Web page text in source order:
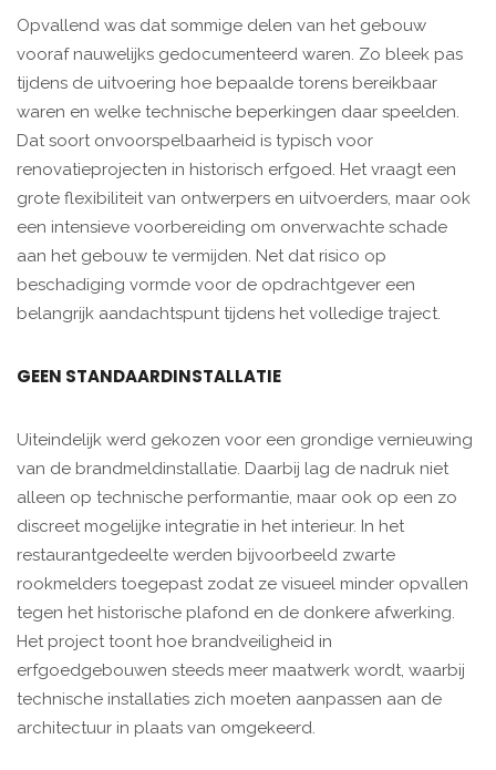
Opvallend was dat sommige delen van het gebouw
vooraf nauwelijks gedocumenteerd waren. Zo bleek pas
tijdens de uitvoering hoe bepaalde torens bereikbaar
waren en welke technische beperkingen daar speelden.
Dat soort onvoorspelbaarheid is typisch voor
renovatieprojecten in historisch erfgoed. Het vraagt een
grote flexibiliteit van ontwerpers en uitvoerders, maar ook
een intensieve voorbereiding om onverwachte schade
aan het gebouw te vermijden. Net dat risico op
beschadiging vormde voor de opdrachtgever een
belangrijk aandachtspunt tijdens het volledige traject.
GEEN STANDAARDINSTALLATIE
Uiteindelijk werd gekozen voor een grondige vernieuwing
van de brandmeldinstallatie. Daarbij lag de nadruk niet
alleen op technische performantie, maar ook op een zo
discreet mogelijke integratie in het interieur. In het
restaurantgedeelte werden bijvoorbeeld zwarte
rookmelders toegepast zodat ze visueel minder opvallen
tegen het historische plafond en de donkere afwerking.
Het project toont hoe brandveiligheid in
erfgoedgebouwen steeds meer maatwerk wordt, waarbij
technische installaties zich moeten aanpassen aan de
architectuur in plaats van omgekeerd.